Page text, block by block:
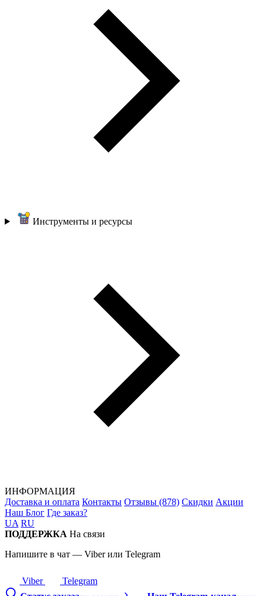
Инструменты и ресурсы
ИНФОРМАЦИЯ
Доставка и оплата Контакты Отзывы (878) Скидки Акции
Наш Блог Где заказ?
UA RU
ПОДДЕРЖКА На связи
Напишите в чат — Viber или Telegram
Viber
Telegram